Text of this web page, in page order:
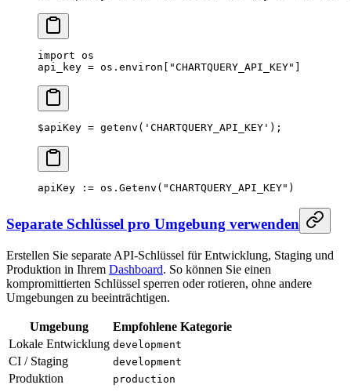
import os
api_key = os.environ[ "CHARTQUERY_API_KEY" ]
$apiKey = getenv ( 'CHARTQUERY_API_KEY' );
apiKey := os. Getenv ( "CHARTQUERY_API_KEY" )
Separate Schlüssel pro Umgebung verwenden
Erstellen Sie separate API-Schlüssel für Entwicklung, Staging und
Produktion in Ihrem Dashboard. So können Sie einen
kompromittierten Schlüssel sperren oder rotieren, ohne andere
Umgebungen zu beeinträchtigen.
Umgebung
Empfohlene Kategorie
Lokale Entwicklung development
CI / Staging development
Produktion production